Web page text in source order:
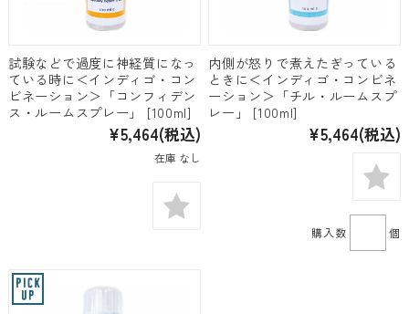
試験などで過度に神経質になっ
ている時に＜インディゴ・コン
ビネーション＞「コンフィデン
ス・ルームスプレー」 [100ml]
¥5,464(税込)
在庫 なし
内側が怒りで煮えたぎっている
ときに＜インディゴ・コンビネ
ーション＞「チル・ルームスプ
レー」 [100ml]
¥5,464(税込)
購入数 個